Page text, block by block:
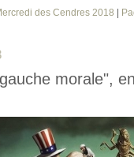
des Cendres 2018
morale",